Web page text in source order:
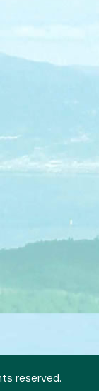
reserved.